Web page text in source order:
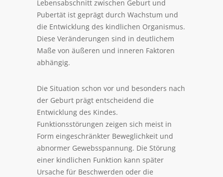
Lebensabschnitt zwischen Geburt und
Pubertät ist geprägt durch Wachstum und
die Entwicklung des kindlichen Organismus.
Diese Veränderungen sind in deutlichem
Maße von äußeren und inneren Faktoren
abhängig.
Die Situation schon vor und besonders nach
der Geburt prägt entscheidend die
Entwicklung des Kindes.
Funktionsstörungen zeigen sich meist in
Form eingeschränkter Beweglichkeit und
abnormer Gewebsspannung. Die Störung
einer kindlichen Funktion kann später
Ursache für Beschwerden oder die